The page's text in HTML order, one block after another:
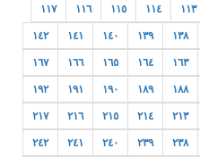
١١٣ ١١٤ ١١٥ ١١٦ ١١٧
١٣٨ ١٣٩ ١٤٠ ١٤١ ١٤٢
١٦٣ ١٦٤ ١٦٥ ١٦٦ ١٦٧
١٨٨ ١٨٩ ١٩٠ ١٩١ ١٩٢
٢١٣ ٢١٤ ٢١٥ ٢١٦ ٢١٧
٢٣٨ ٢٣٩ ٢٤٠ ٢٤١ ٢٤٢